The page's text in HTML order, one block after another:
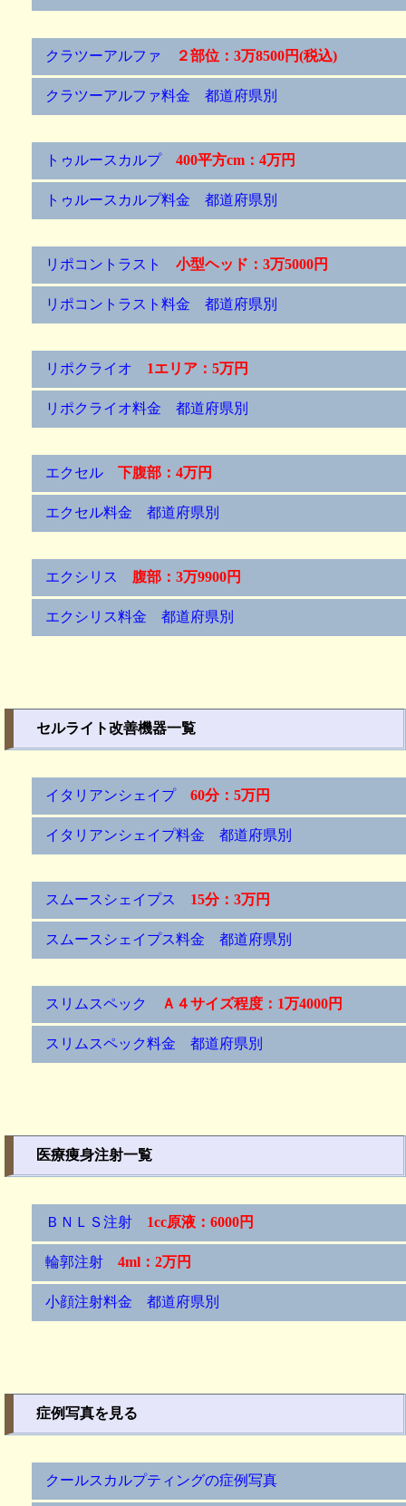
クラツーアルファ ２部位：3万8500円(税込)
クラツーアルファ料金 都道府県別
トゥルースカルプ 400平方cm：4万円
トゥルースカルプ料金 都道府県別
リポコントラスト 小型ヘッド：3万5000円
リポコントラスト料金 都道府県別
リポクライオ 1エリア：5万円
リポクライオ料金 都道府県別
エクセル 下腹部：4万円
エクセル料金 都道府県別
エクシリス 腹部：3万9900円
エクシリス料金 都道府県別
セルライト改善機器一覧
イタリアンシェイプ 60分：5万円
イタリアンシェイプ料金 都道府県別
スムースシェイプス 15分：3万円
スムースシェイプス料金 都道府県別
スリムスペック Ａ４サイズ程度：1万4000円
スリムスペック料金 都道府県別
医療痩身注射一覧
ＢＮＬＳ注射 1cc原液：6000円
輪郭注射 4ml：2万円
小顔注射料金 都道府県別
症例写真を見る
クールスカルプティングの症例写真